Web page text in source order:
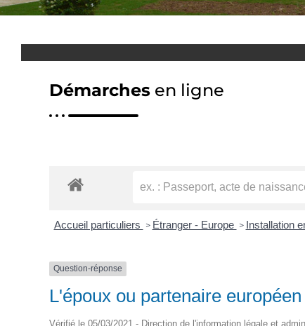
Démarches en ligne
Accueil particuliers > Étranger - Europe > Installation
Question-réponse
L'époux ou partenaire
Vérifié le 05/03/2021 - Direction de l'information légale et